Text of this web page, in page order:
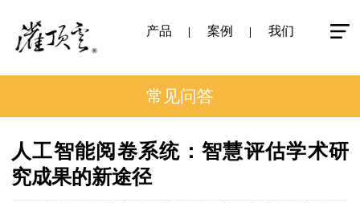
产品 案例 我们
常见问答
人工智能阅卷系统：智慧评估学术研
究成果的新途径